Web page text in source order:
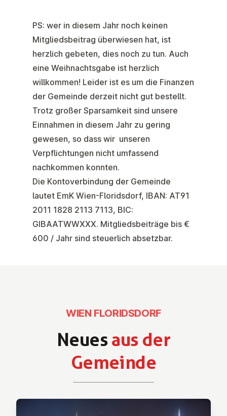
PS: wer in diesem Jahr noch keinen
Mitgliedsbeitrag überwiesen hat, ist
herzlich gebeten, dies noch zu tun. Auch
eine Weihnachtsgabe ist herzlich
willkommen! Leider ist es um die Finanzen
der Gemeinde derzeit nicht gut bestellt.
Trotz großer Sparsamkeit sind unsere
Einnahmen in diesem Jahr zu gering
gewesen, so dass wir unseren
Verpflichtungen nicht umfassend
nachkommen konnten.
Die Kontoverbindung der Gemeinde
lautet EmK Wien-Floridsdorf, IBAN: AT91
2011 1828 2113 7113, BIC:
GIBAATWWXXX. Mitgliedsbeiträge bis €
600 / Jahr sind steuerlich absetzbar.
Neuesaus der
Gemeinde
WIEN FLORIDSDORF